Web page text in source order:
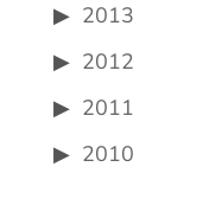
2013
2012
2011
2010